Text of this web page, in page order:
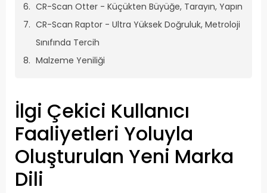
CR-Scan Otter - Küçükten Büyüğe, Tarayın, Yapın
CR-Scan Raptor - Ultra Yüksek Doğruluk, Metroloji
Sınıfında Tercih
Malzeme Yeniliği
İlgi Çekici Kullanıcı
Faaliyetleri Yoluyla
Oluşturulan Yeni Marka
Dili